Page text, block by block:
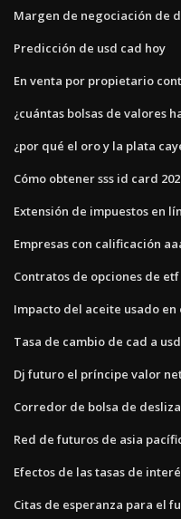
Margen de negociación de
Predicción de usd cad hoy
En venta por propietario
¿cuántas bolsas de valores
¿por qué el oro y la plata
Cómo obtener sss id card
Extensión de impuestos en
Empresas con calificación
Contratos de opciones de etf
Impacto del aceite usado
Tasa de cambio de cad a
Dj futuro el príncipe valor
Corredor de bolsa de
Red de futuros de asia
Efectos de las tasas de
Citas de esperanza para el